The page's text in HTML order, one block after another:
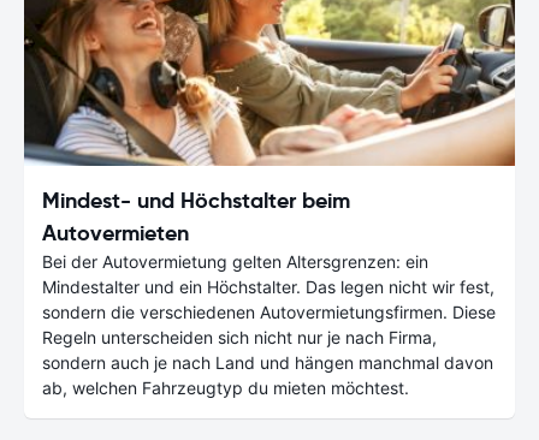
Mindest- und Höchstalter beim
Autovermieten
Bei der Autovermietung gelten Altersgrenzen: ein
Mindestalter und ein Höchstalter. Das legen nicht wir fest,
sondern die verschiedenen Autovermietungsfirmen. Diese
Regeln unterscheiden sich nicht nur je nach Firma,
sondern auch je nach Land und hängen manchmal davon
ab, welchen Fahrzeugtyp du mieten möchtest.